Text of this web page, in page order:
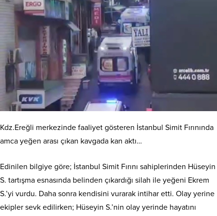
Kdz.Ereğli merkezinde faaliyet gösteren İstanbul Simit Fırınında
amca yeğen arası çıkan kavgada kan aktı…
Edinilen bilgiye göre; İstanbul Simit Fırını sahiplerinden Hüseyin
S. tartışma esnasında belinden çıkardığı silah ile yeğeni Ekrem
S.’yi vurdu. Daha sonra kendisini vurarak intihar etti. Olay yerine
ekipler sevk edilirken; Hüseyin S.’nin olay yerinde hayatını